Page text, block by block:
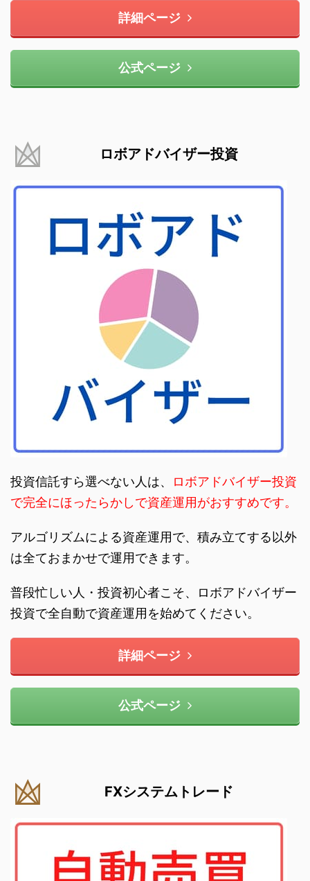
詳細ページ
公式ページ
ロボアドバイザー投資
投資信託すら選べない人は、
ロボアドバイザー投資
で完全にほったらかしで資産運用がおすすめです。
アルゴリズムによる資産運用で、積み立てする以外
は全ておまかせで運用できます。
普段忙しい人・投資初心者こそ、ロボアドバイザー
投資で全自動で資産運用を始めてください。
詳細ページ
公式ページ
FXシステムトレード